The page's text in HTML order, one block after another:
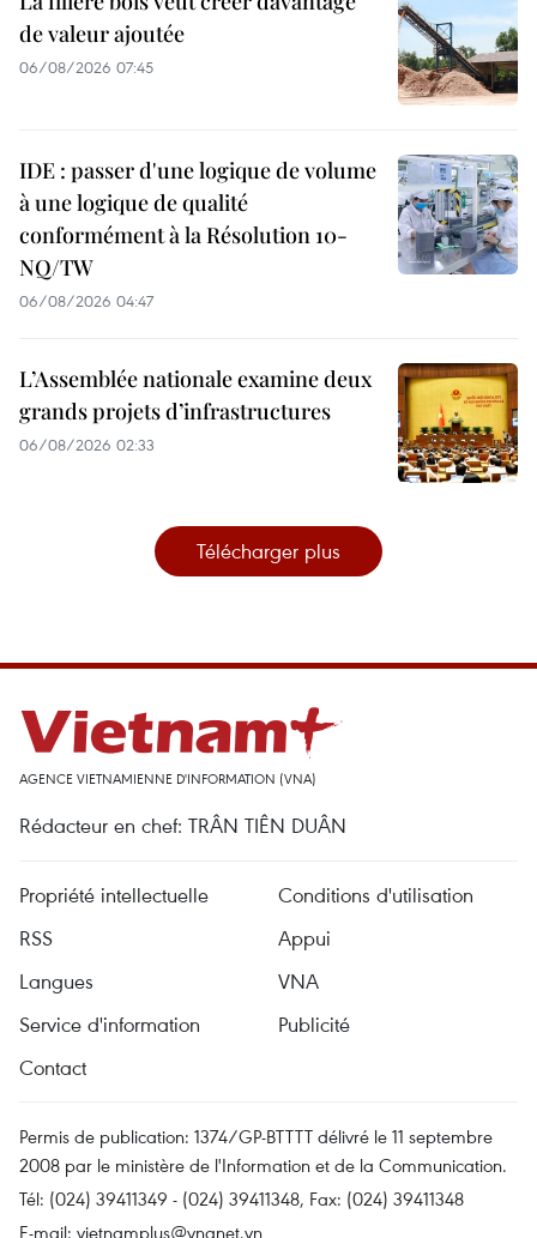
de valeur ajoutée
06/08/2026 07:45
IDE : passer d'une logique de volume
à une logique de qualité
conformément à la Résolution 10-
NQ/TW
06/08/2026 04:47
L’Assemblée nationale examine deux
grands projets d’infrastructures
06/08/2026 02:33
Télécharger plus
AGENCE VIETNAMIENNE D'INFORMATION (VNA)
Rédacteur en chef: TRÂN TIÊN DUÂN
Propriété intellectuelle
Conditions d'utilisation
RSS
Appui
Langues
VNA
Service d'information
Publicité
Contact
Permis de publication: 1374/GP-BTTTT délivré le 11 septembre
2008 par le ministère de l'Information et de la Communication.
Tél: (024) 39411349 - (024) 39411348, Fax: (024) 39411348
E-mail: vietnamplus@vnanet.vn